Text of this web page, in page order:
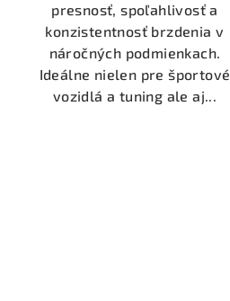
presnosť, spoľahlivosť a
konzistentnosť brzdenia v
náročných podmienkach.
Ideálne nielen pre športové
vozidlá a tuning ale aj...